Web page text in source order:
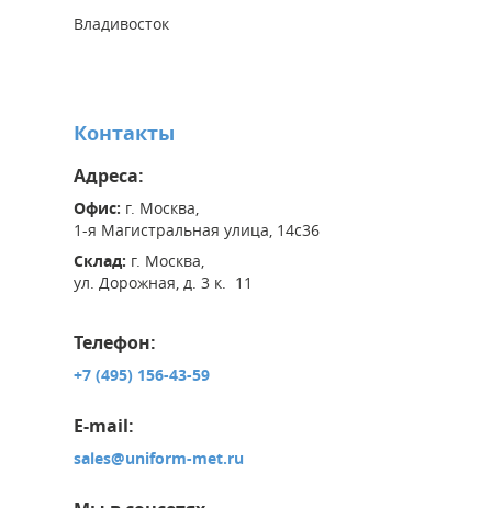
Владивосток
Контакты
Адреса:
Офис: г. Москва,
1-я Магистральная улица, 14с36
Склад: г. Москва,
ул. Дорожная, д. 3 к. 11
Телефон:
+7 (495) 156-43-59
E-mail:
sales@uniform-met.ru